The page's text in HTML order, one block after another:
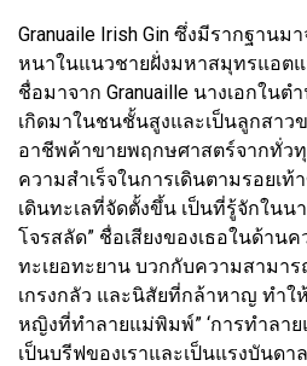
Granuaile Irish Gin ซึ่งมีรากฐาน
หนาในแนวชายฝั่งมหาสมุทรแอตแ
ชื่อมาจาก Granuaille นางเอกในต
เกิดมาในชนชั้นสูงและเป็นลูกสาว
อาชีพค้าขายพฤกษศาสตร์จากทั่ว
ความสำเร็จในการเดินตามรอยเ
เดินทะเลที่จัดตั้งขึ้น เป็นที่รู้จักในน
โจรสลัด” ชื่อเสียงของเธอในด้าน
ทะเยอทะยาน บวกกับความสามา
เกรงกลัว และนิสัยที่กล้าหาญ ทำใ
หญิงที่ทำลายแม่พิมพ์” ‘การทำลาย
เป็นบรีฟของเราและเป็นแรงบันด